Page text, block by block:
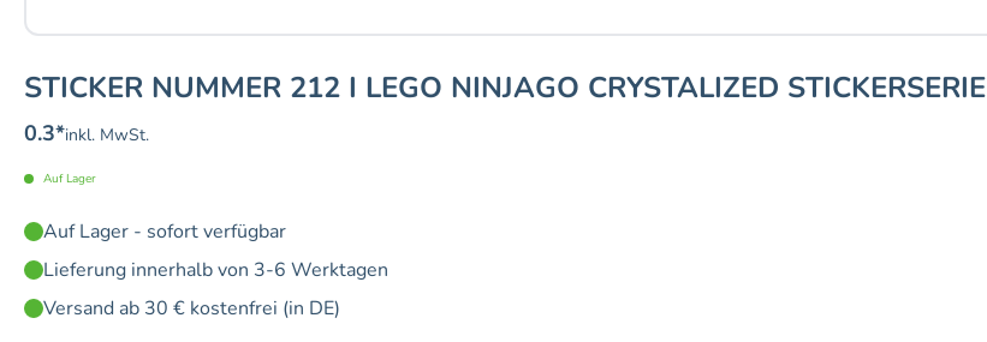
STICKER NUMMER 212 I LEGO NINJAGO CRYSTALIZED STICKERSERIE
0.3*inkl. MwSt.
Auf Lager
Auf Lager - sofort verfügbar
Lieferung innerhalb von 3-6 Werktagen
Versand ab 30 € kostenfrei (in DE)